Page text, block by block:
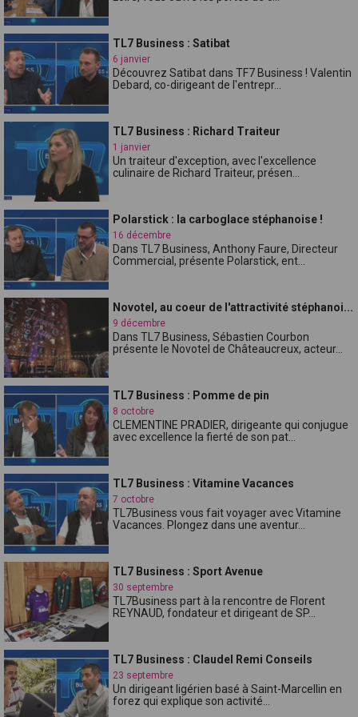
TL7 Business : Satibat
6 janvier
Découvrez Satibat dans TF7 Business ! Valentin
Debard, co-dirigeant de l'entrepr...
TL7 Business : Richard Traiteur
1 janvier
Un traiteur d'exception, avec l'excellence
culinaire de Richard Traiteur, présen...
Polarstick : la carboglace stéphanoise !
16 décembre
Dans TL7 Business, Anthony Faure, Directeur
Commercial, présente Polarstick, ent...
Novotel, au coeur de l'attractivité stéphanoi...
9 décembre
Dans TL7 Business, Sébastien Courbon
présente le Novotel de Châteaucreux, acteur...
TL7 Business : Pomme de pin
8 octobre
CLEMENTINE PRADIER, dirigeante qui conjugue
avec excellence la fierté de son pat...
TL7 Business : Vitamine Vacances
7 octobre
TL7Business vous fait voyager avec Vitamine
Vacances. Plongez dans une aventur...
TL7 Business : Sport Avenue
30 septembre
TL7Business part à la rencontre de Florent
REYNAUD, fondateur et dirigeant de SP...
TL7 Business : Claudel Remi Conseils
23 septembre
Un dirigeant ligérien basé à Saint-Marcellin en
forez qui explique son activité...